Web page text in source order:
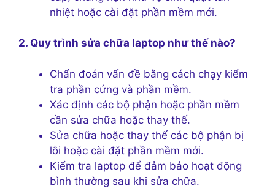
nhiệt hoặc cài đặt phần mềm mới.
2. Quy trình sửa chữa laptop như thế nào?
Chẩn đoán vấn đề bằng cách chạy kiểm
tra phần cứng và phần mềm.
Xác định các bộ phận hoặc phần mềm
cần sửa chữa hoặc thay thế.
Sửa chữa hoặc thay thế các bộ phận bị
lỗi hoặc cài đặt phần mềm mới.
Kiểm tra laptop để đảm bảo hoạt động
bình thường sau khi sửa chữa.